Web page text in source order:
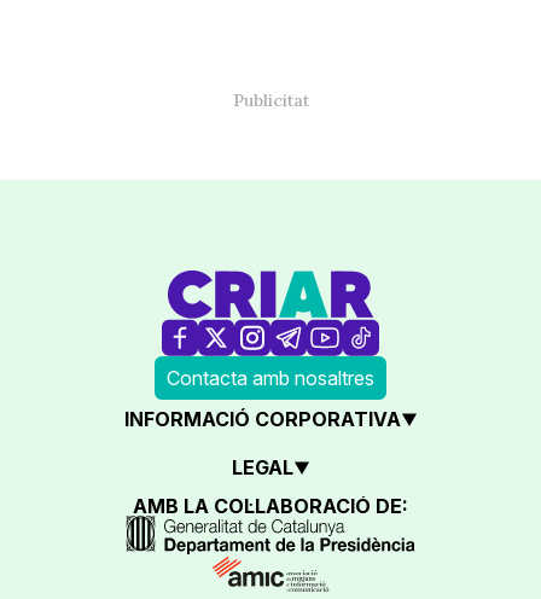
Contacta amb nosaltres
INFORMACIÓ CORPORATIVA
LEGAL
AMB LA COL·LABORACIÓ DE: